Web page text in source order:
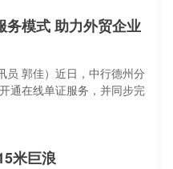
务模式 助力外贸企业
员 郭佳）近日，中行德州分
通在线单证服务，并同步完
米巨浪